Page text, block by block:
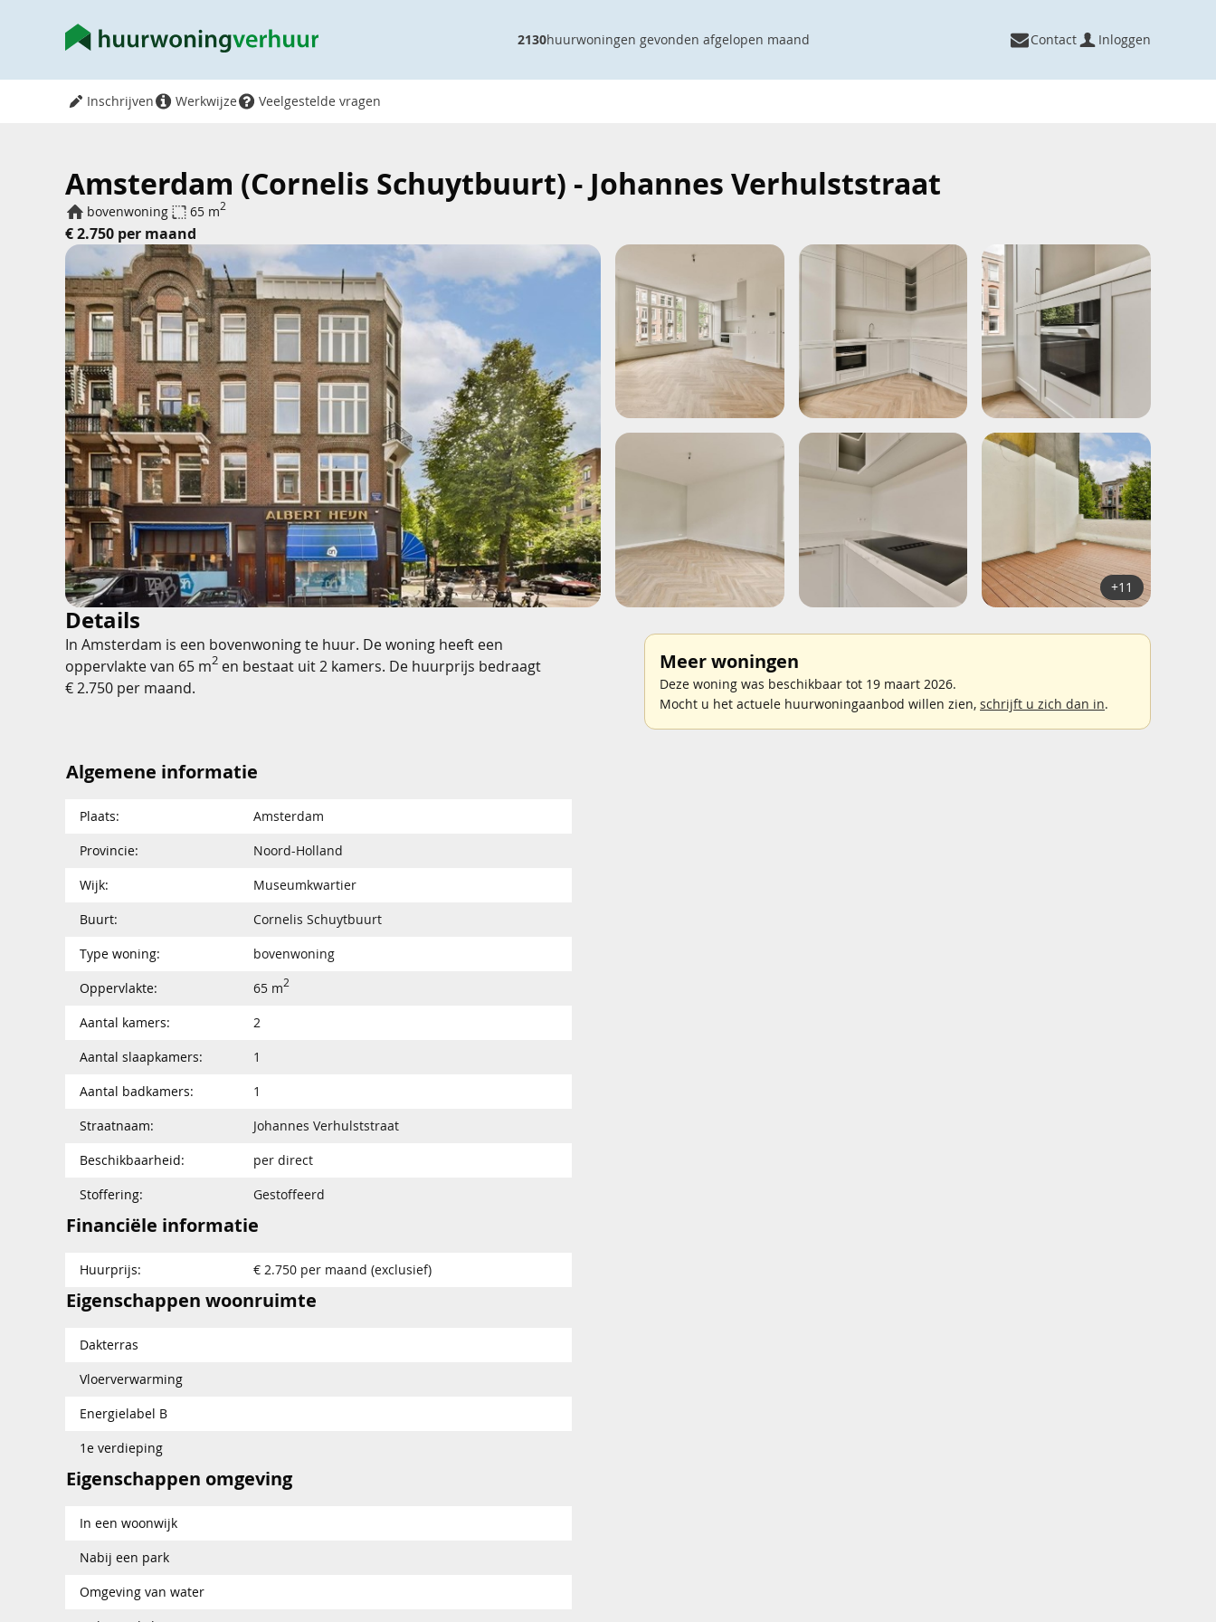
2130huurwoningen gevonden afgelopen maand Contact Inloggen
Inschrijven Werkwijze Veelgestelde vragen
Amsterdam (Cornelis Schuytbuurt) - Johannes Verhulststraat
bovenwoning 65 m2
€ 2.750 per maand
+11
Details
In Amsterdam is een bovenwoning te huur. De woning heeft een
oppervlakte van 65 m2 en bestaat uit 2 kamers. De huurprijs bedraagt
€ 2.750 per maand.
Meer woningen
Deze woning was beschikbaar tot 19 maart 2026.
Mocht u het actuele huurwoningaanbod willen zien, schrijft u zich dan in.
Algemene informatie
Plaats:
Amsterdam
Provincie:
Noord-Holland
Wijk:
Museumkwartier
Buurt:
Cornelis Schuytbuurt
Type woning:
bovenwoning
Oppervlakte:
65 m2
Aantal kamers:
2
Aantal slaapkamers:
1
Aantal badkamers:
1
Straatnaam:
Johannes Verhulststraat
Beschikbaarheid:
per direct
Stoffering:
Gestoffeerd
Financiële informatie
Huurprijs: € 2.750 per maand (exclusief)
Eigenschappen woonruimte
Dakterras
Vloerverwarming
Energielabel B
1e verdieping
Eigenschappen omgeving
In een woonwijk
Nabij een park
Omgeving van water